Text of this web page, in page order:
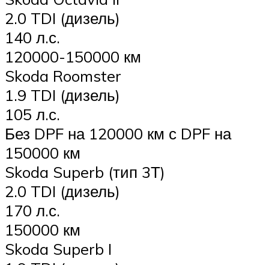
2.0 TDI (дизель)
140 л.с.
120000-150000 км
Skoda Roomster
1.9 TDI (дизель)
105 л.с.
Без DPF на 120000 км с DPF на
150000 км
Skoda Superb (тип 3Т)
2.0 TDI (дизель)
170 л.с.
150000 км
Skoda Superb I